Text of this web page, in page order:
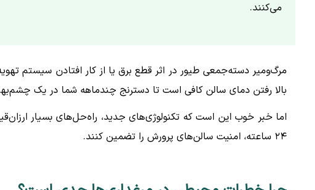
می‌کنند.
مرگ‌ومیر دسته‌جمعی طیور در اثر قطع برق یا از کار افتادن سیستم
بالا رفتن دمای سالن کافی است تا دسترنج چندماهه شما در یک
اما خبر خوب این است که تکنولوژی‌های جدید، راه‌حل‌های بسیار
۲۴ ساعته، امنیت سالن‌های پرورش را تضمین کنند.